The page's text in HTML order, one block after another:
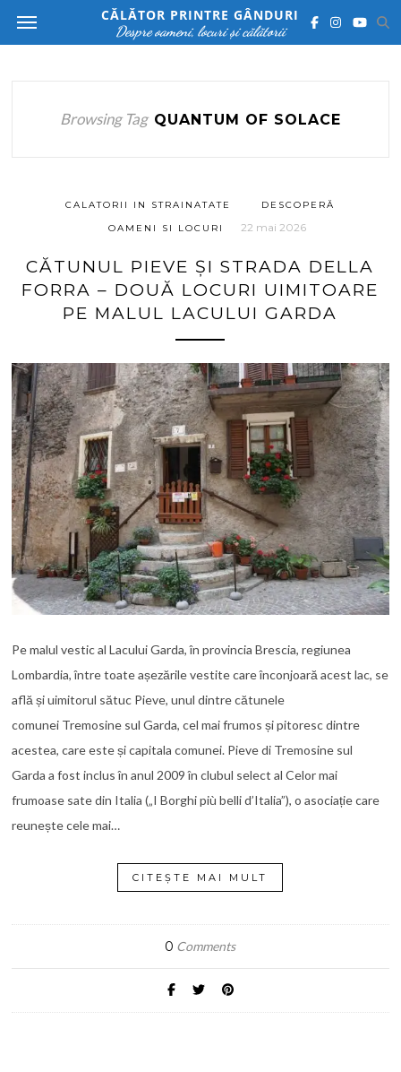
CĂLĂTOR PRINTRE GÂNDURI
Despre oameni, locuri și călătorii
Browsing Tag QUANTUM OF SOLACE
CALATORII IN STRAINATATE
DESCOPERĂ
OAMENI SI LOCURI
22 mai 2026
CĂTUNUL PIEVE ȘI STRADA DELLA
FORRA – DOUĂ LOCURI UIMITOARE
PE MALUL LACULUI GARDA
Pe malul vestic al Lacului Garda, în provincia Brescia, regiunea
Lombardia, între toate așezările vestite care înconjoară acest lac, se
află și uimitorul sătuc Pieve, unul dintre cătunele
comunei Tremosine sul Garda, cel mai frumos și pitoresc dintre
acestea, care este și capitala comunei. Pieve di Tremosine sul
Garda a fost inclus în anul 2009 în clubul select al Celor mai
frumoase sate din Italia („I Borghi più belli d’Italia”), o asociație care
reunește cele mai…
CITEȘTE MAI MULT
0 Comments